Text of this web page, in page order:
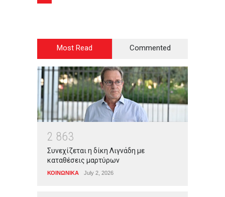
Most Read Commented
2 863
Συνεχίζεται η δίκη Λιγνάδη με
καταθέσεις μαρτύρων
ΚΟΙΝΩΝΙΚΑ July 2, 2026